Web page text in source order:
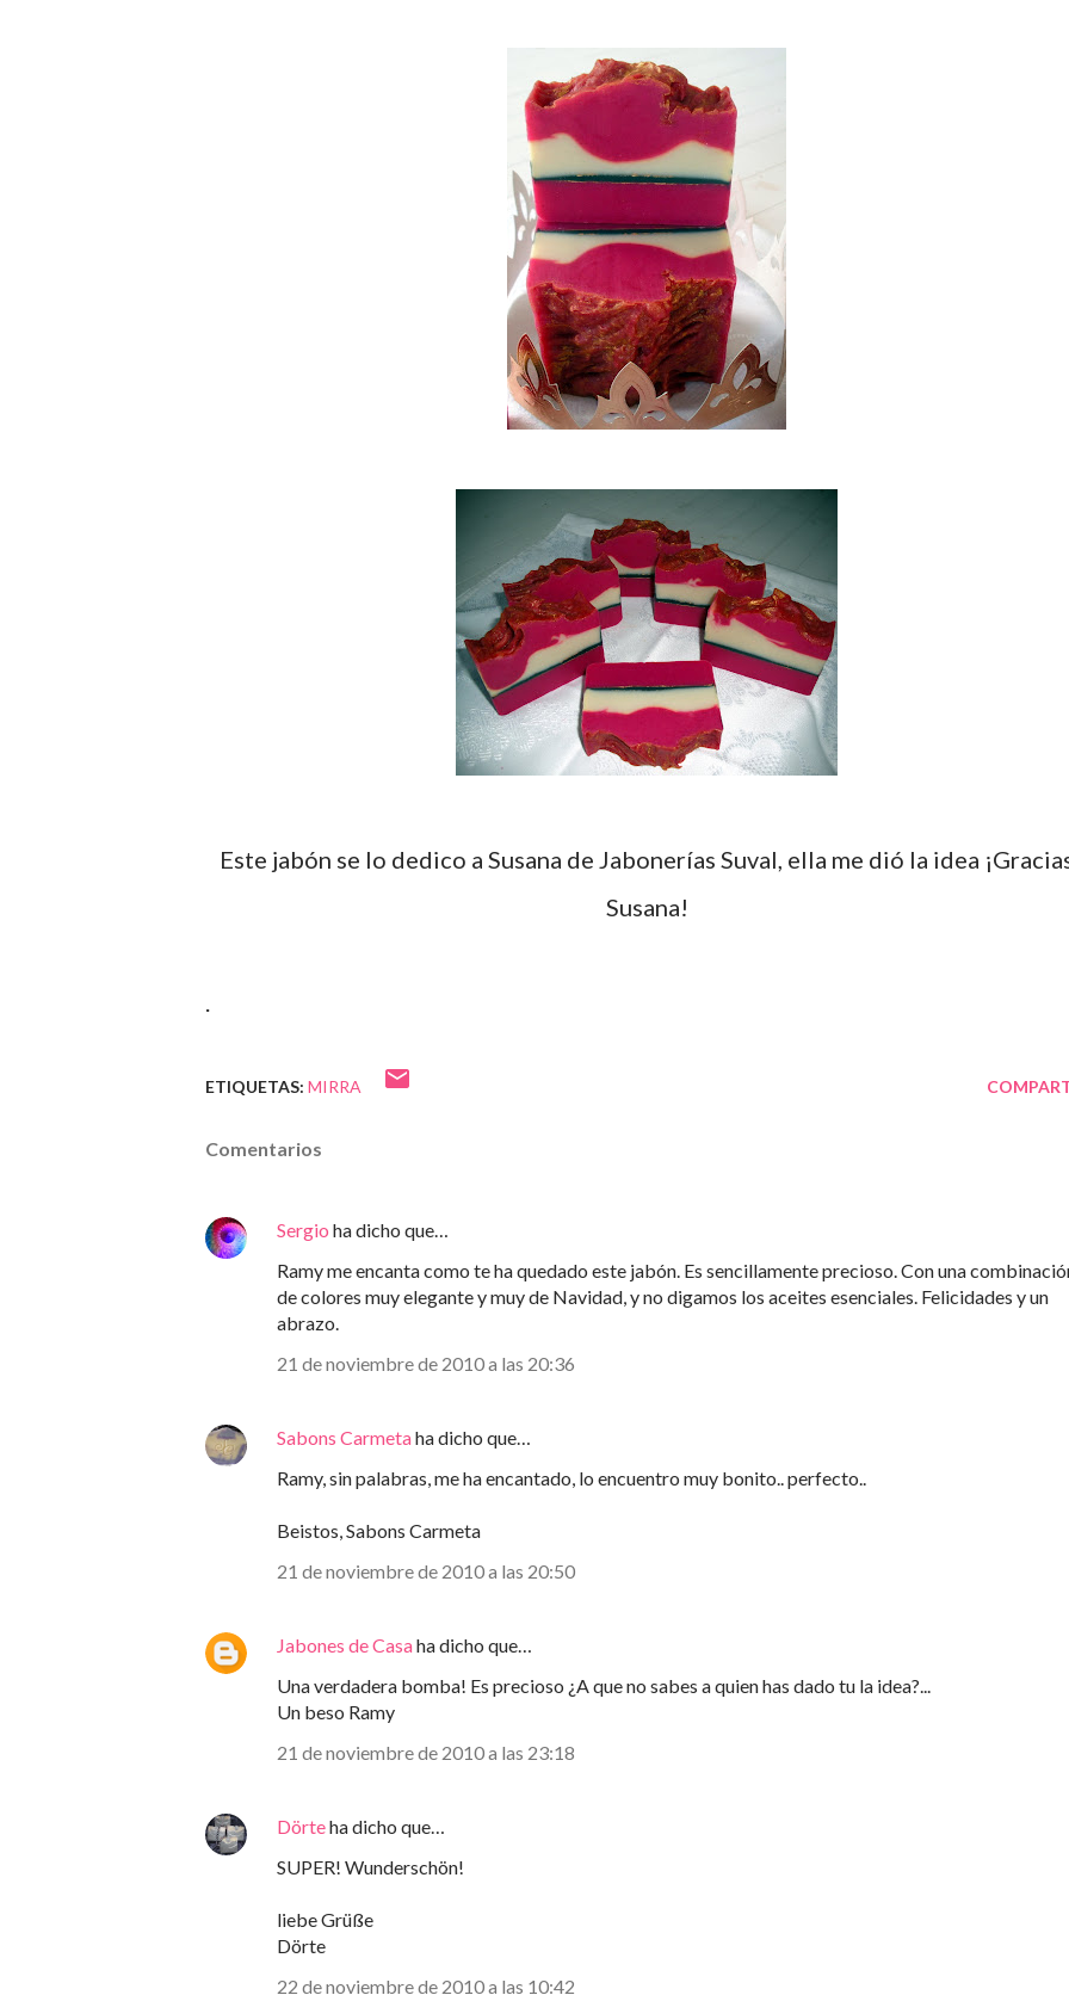
Este jabón se lo dedico a Susana de Jabonerías Suval, ella me dió la idea ¡Gracias
Susana!
.
ETIQUETAS: MIRRA
Comentarios
Sergio ha dicho que…
Ramy me encanta como te ha quedado este jabón. Es sencillamente precioso. Con una
de colores muy elegante y muy de Navidad, y no digamos los aceites esenciales. Felicidades y un
abrazo.
21 de noviembre de 2010 a las 20:36
Sabons Carmetaha dicho que…
Ramy, sin palabras, me ha encantado, lo encuentro muy bonito.. perfecto..
Beistos, Sabons Carmeta
21 de noviembre de 2010 a las 20:50
Jabones de Casaha dicho que…
Una verdadera bomba! Es precioso ¿A que no sabes a quien has dado tu la idea?...
Un beso Ramy
21 de noviembre de 2010 a las 23:18
Dörteha dicho que…
SUPER! Wunderschön!
liebe Grüße
Dörte
22 de noviembre de 2010 a las 10:42